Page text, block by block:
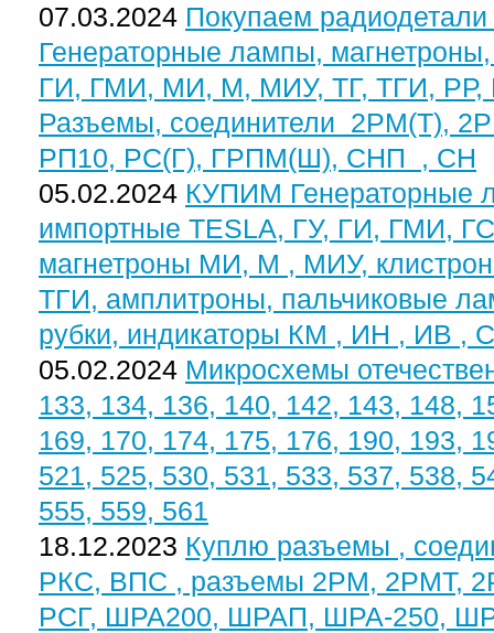
07.03.2024 Покупаем
Генераторные лампы,
ГИ, ГМИ, МИ, М, МИУ, ТГ, ТГИ, РР,
Разъемы, соединители 2РМ(Т),
РП10, РС(Г), ГРПМ(Ш), СНП , СН
05.02.2024 КУПИМ Генераторные
импортные TESLA, ГУ, ГИ, ГМИ,
магнетроны МИ, М , МИУ,
ТГИ, амплитроны, пальчиковые
рубки, индикаторы КМ , ИН , ИВ ,
05.02.2024 Микросхемы
133, 134, 136, 140, 142, 143, 148,
169, 170, 174, 175, 176, 190, 193,
521, 525, 530, 531, 533, 537, 538,
555, 559, 561
18.12.2023 Куплю разъемы ,
РКС, ВПС , разъемы 2РМ, 2РМТ,
РСГ, ШРА200, ШРАП, ШРА-250,